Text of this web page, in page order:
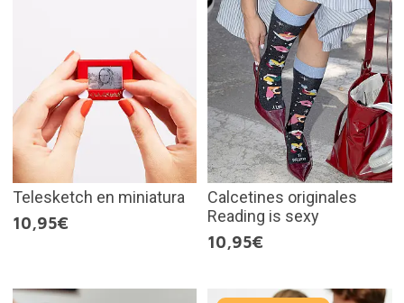
Telesketch en miniatura
10,95€
Calcetines originales
Reading is sexy
10,95€